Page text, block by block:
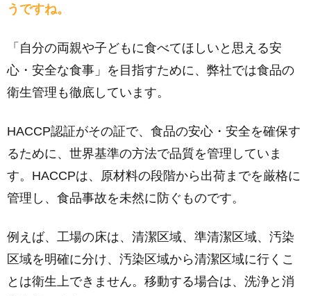
うですね。
「自分の両親や子どもに食べてほしいと思える安
心・安全な食事」を目指すために、弊社では食品の
衛生管理も徹底しています。
HACCP認証がその証で、食品の安心・安全を確保す
るために、世界基準の方法で品質を管理していま
す。HACCPは、原材料の段階から出荷までを厳格に
管理し、食品事故を未然に防ぐものです。
例えば、工場の床は、清潔区域、準清潔区域、汚染
区域を明確に分け、汚染区域から清潔区域に行くこ
とは衛生上できません。移動する場合は、洗浄と消